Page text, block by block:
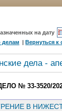
на дату
делам |Вернуться к
дела -
№ 33-3520/
В